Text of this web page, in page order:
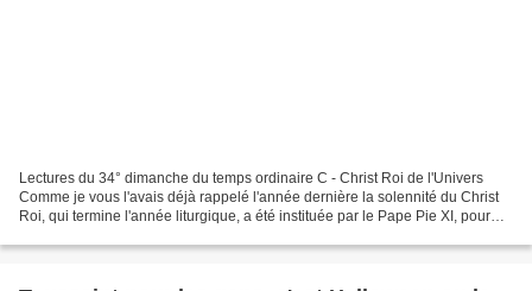
Lectures du 34° dimanche du temps ordinaire C - Christ Roi de l'Univers
Comme je vous l'avais déjà rappelé l'année dernière la solennité du Christ
Roi, qui termine l'année liturgique, a été instituée par le Pape Pie XI, pour